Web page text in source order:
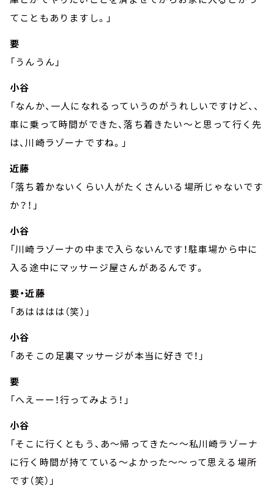
てこともありますし。」
要
「うんうん」
小谷
「なんか、一人になれるっていうのがうれしいですけど、、
車に乗って時間ができた、落ち着きたい～と思って行く先
は、川崎ラゾーナですね。」
近藤
「落ち着かないくらい人がたくさんいる場所じゃないです
か？！」
小谷
「川崎ラゾーナの中まで入らないんです！駐車場から中に
入る途中にマッサージ屋さんがあるんです。
要・近藤
「あはははは（笑）」
小谷
「あそこの足裏マッサージが本当に好きで！」
要
「へえーー！行ってみよう！」
小谷
「そこに行くともう、あ～帰ってきた～～私川崎ラゾーナ
に行く時間が持てている～よかった～～って思える場所
です（笑）」